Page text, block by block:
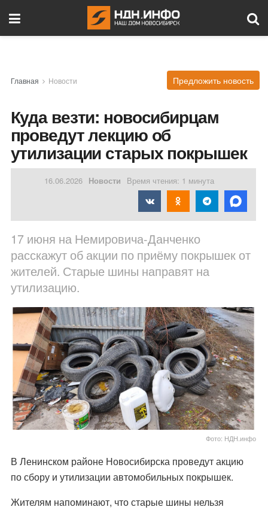
Главная Новости Предложить новость
Куда везти: новосибирцам
проведут лекцию об
утилизации старых покрышек
16.06.2026 Новости Время чтения: 1 минута
17 июня на Немировича-Данченко
расскажут об акции по приёму покрышек от
жителей. Старые шины направят на
утилизацию.
Фото: НДН.инфо
В Ленинском районе Новосибирска проведут акцию
по сбору и утилизации автомобильных покрышек.
Жителям напоминают, что старые шины нельзя